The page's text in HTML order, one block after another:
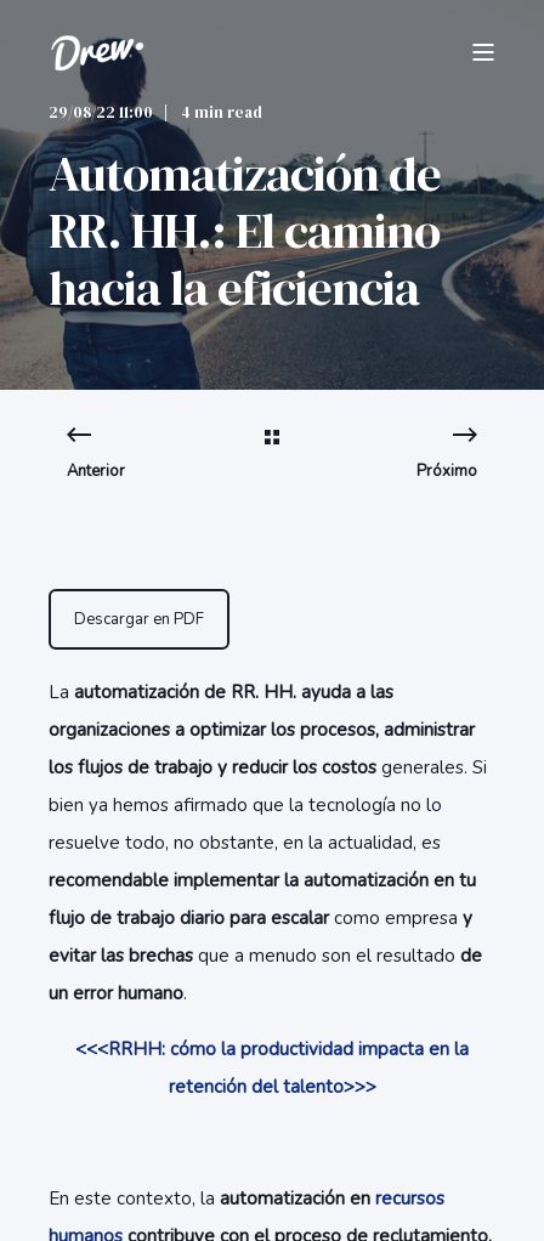
29/08/22 11:00 4 min read
Automatización de
RR. HH.: El camino
hacia la eficiencia
Anterior Próximo
Descargar en PDF
La automatización de RR. HH. ayuda a las
organizaciones a optimizar los procesos, administrar
los flujos de trabajo y reducir los costos generales. Si
bien ya hemos afirmado que la tecnología no lo
resuelve todo, no obstante, en la actualidad, es
recomendable implementar la automatización en tu
flujo de trabajo diario para escalarcomo empresa y
evitar las brechas que a menudo son el resultado de
un error humano.
<<<RRHH: cómo la productividad impacta en la
retención del talento>>>
En este contexto, la automatización en recursos
humanos contribuye con el proceso de reclutamiento,